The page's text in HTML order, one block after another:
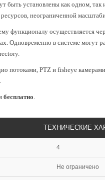
быть установлены как одном,
неограниченной
функционалу осуществляется
Одновременно в системе могут
потоками, PTZ и fisheye
.
бесплатно.
ТЕХНИЧЕСКИЕ
4
Не ограничено